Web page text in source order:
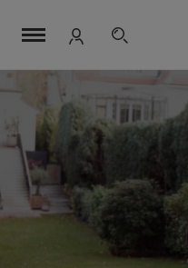
navigation
navigationEspace Client